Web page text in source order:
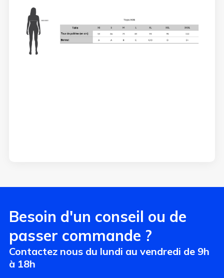
Besoin d'un conseil ou de
passer commande ?
Contactez nous du lundi au vendredi de 9h
à 18h